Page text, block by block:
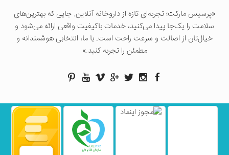
«پرسيس ماركت؛ تجربه‌ای تازه از داروخانه آنلاین. جایی که بهترین‌های
سلامت را یک‌جا پیدا می‌کنید، خدمات باکیفیت واقعی ارائه می‌شود و
خیال‌تان از اصالت و سرعت راحت است. با ما، انتخابی هوشمندانه و
مطمئن را تجربه کنید.»